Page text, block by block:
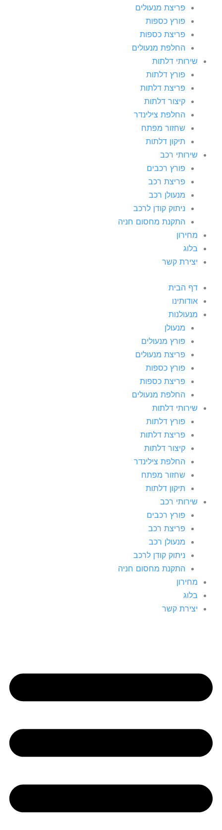
פריצת מנעולים
פורץ כספות
פריצת כספות
החלפת מנעולים
שירותי דלתות
פורץ דלתות
פריצת דלתות
קיצור דלתות
החלפת צילינדר
שחזור מפתח
תיקון דלתות
שירותי רכב
פורץ רכבים
פריצת רכב
מנעולן רכב
ניתוק קודן לרכב
התקנת מחסום חניה
מחירון
בלוג
יצירת קשר
דף הבית
אודותינו
מנעולנות
מנעולן
פורץ מנעולים
פריצת מנעולים
פורץ כספות
פריצת כספות
החלפת מנעולים
שירותי דלתות
פורץ דלתות
פריצת דלתות
קיצור דלתות
החלפת צילינדר
שחזור מפתח
תיקון דלתות
שירותי רכב
פורץ רכבים
פריצת רכב
מנעולן רכב
ניתוק קודן לרכב
התקנת מחסום חניה
מחירון
בלוג
יצירת קשר